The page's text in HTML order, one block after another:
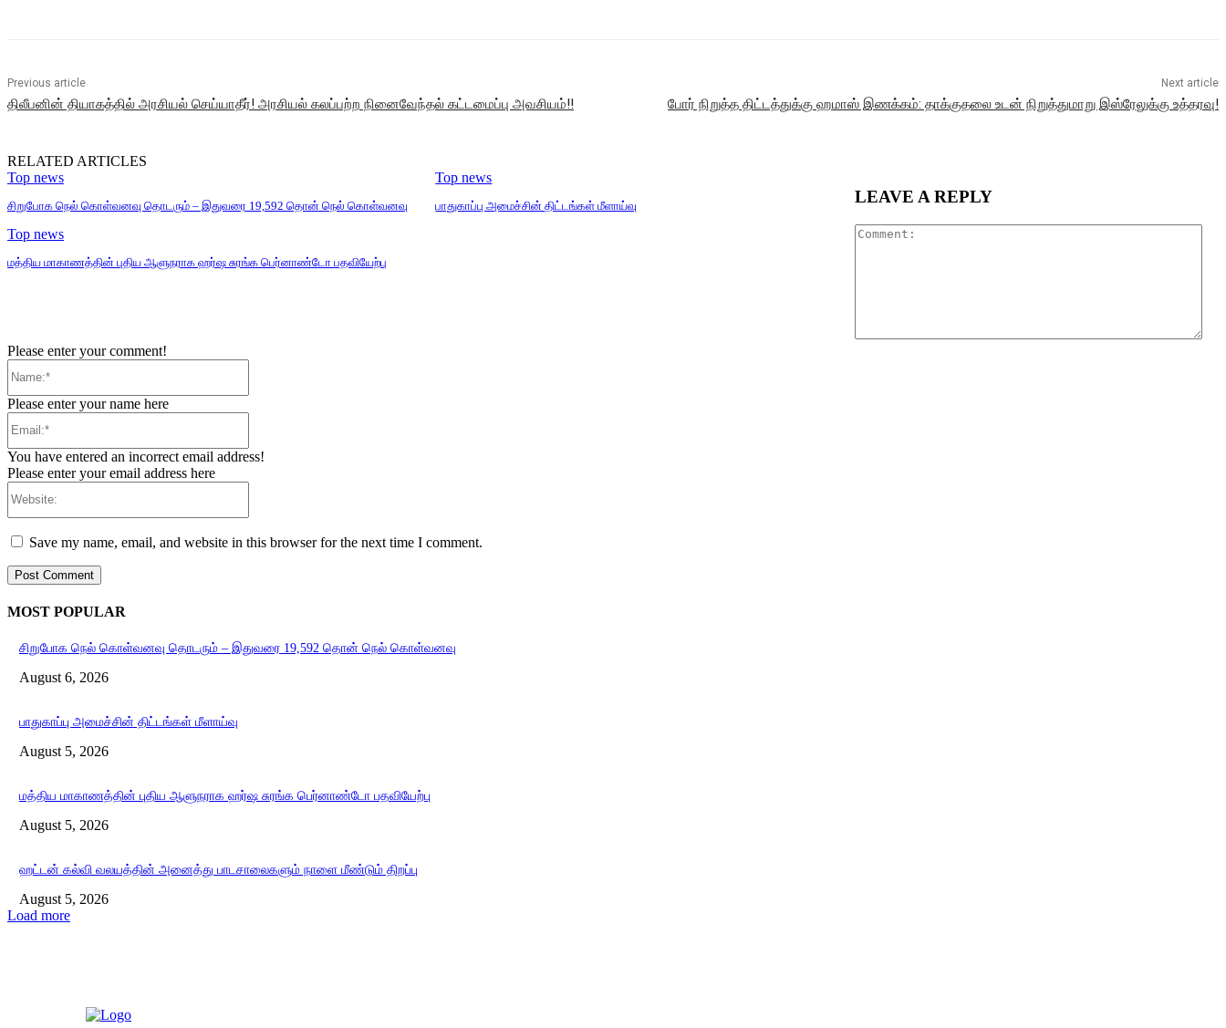
Previous article
திலீபனின் தியாகத்தில் அரசியல் செய்யாதீர்! அரசியல் கலப்பற்ற நினைவேந்தல் கட்டமைப்பு அவசியம்!!
Next article
போர் நிறுத்த திட்டத்துக்கு ஹமாஸ் இணக்கம்: தாக்குதலை உடன் நிறுத்துமாறு இஸ்ரேலுக்கு உத்தரவு!
RELATED ARTICLES
Top news
சிறுபோக நெல் கொள்வனவு தொடரும் – இதுவரை 19,592 தொன் நெல் கொள்வனவு
Top news
பாதுகாப்பு அமைச்சின் திட்டங்கள் மீளாய்வு
Top news
மத்திய மாகாணத்தின் புதிய ஆளுநராக ஹர்ஷ சுரங்க பெர்னாண்டோ பதவியேற்பு
LEAVE A REPLY
Please enter your comment!
Please enter your name here
You have entered an incorrect email address!
Please enter your email address here
Save my name, email, and website in this browser for the next time I comment.
MOST POPULAR
சிறுபோக நெல் கொள்வனவு தொடரும் – இதுவரை 19,592 தொன் நெல் கொள்வனவு
August 6, 2026
பாதுகாப்பு அமைச்சின் திட்டங்கள் மீளாய்வு
August 5, 2026
மத்திய மாகாணத்தின் புதிய ஆளுநராக ஹர்ஷ சுரங்க பெர்னாண்டோ பதவியேற்பு
August 5, 2026
ஹட்டன் கல்வி வலயத்தின் அனைத்து பாடசாலைகளும் நாளை மீண்டும் திறப்பு
August 5, 2026
Load more